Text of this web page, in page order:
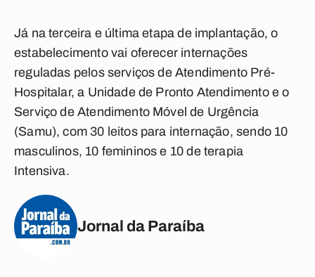
Já na terceira e última etapa de implantação, o
estabelecimento vai oferecer internações
reguladas pelos serviços de Atendimento Pré-
Hospitalar, a Unidade de Pronto Atendimento e o
Serviço de Atendimento Móvel de Urgência
(Samu), com 30 leitos para internação, sendo 10
masculinos, 10 femininos e 10 de terapia
Intensiva.
Jornal da Paraíba